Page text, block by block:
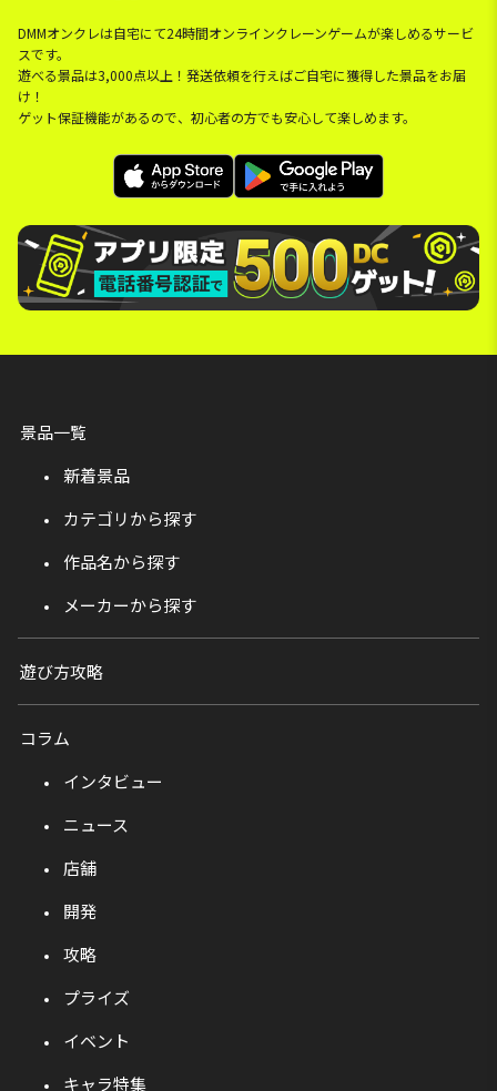
DMMオンクレは自宅にて24時間オンラインクレーンゲームが楽しめるサービ
スです。
遊べる景品は3,000点以上！発送依頼を行えばご自宅に獲得した景品をお届
け！
ゲット保証機能があるので、初心者の方でも安心して楽しめます。
景品一覧
新着景品
カテゴリから探す
作品名から探す
メーカーから探す
遊び方攻略
コラム
インタビュー
ニュース
店舗
開発
攻略
プライズ
イベント
キャラ特集